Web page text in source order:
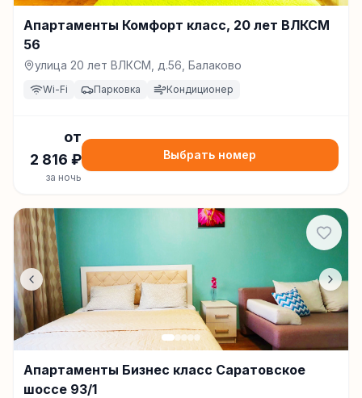
Апартаменты Комфорт класс, 20 лет ВЛКСМ
56
улица 20 лет ВЛКСМ, д.56, Балаково
Wi-Fi Парковка Кондиционер
от
2 816 ₽
за ночь
Выбрать номер
Апартаменты Бизнес класс Саратовское
шоссе 93/1